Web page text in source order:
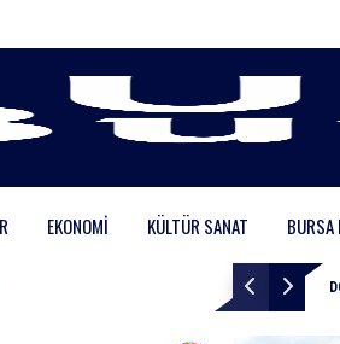
EKONOMI KÜLTÜR SANAT BURSA
Bursa’da